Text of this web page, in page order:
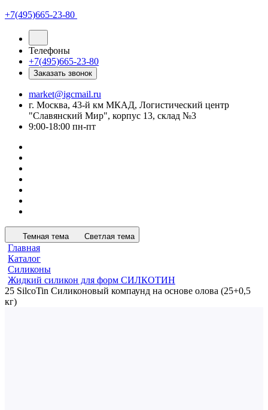
+7(495)665-23-80
Телефоны
+7(495)665-23-80
Заказать звонок
market@igcmail.ru
г. Москва, 43-й км МКАД, Логистический центр
"Славянский Мир", корпус 13, склад №3
9:00-18:00 пн-пт
Темная тема Светлая тема
Главная
Каталог
Силиконы
Жидкий силикон для форм СИЛКОТИН
25 SilcoTin Силиконовый компаунд на основе олова (25+0,5
кг)